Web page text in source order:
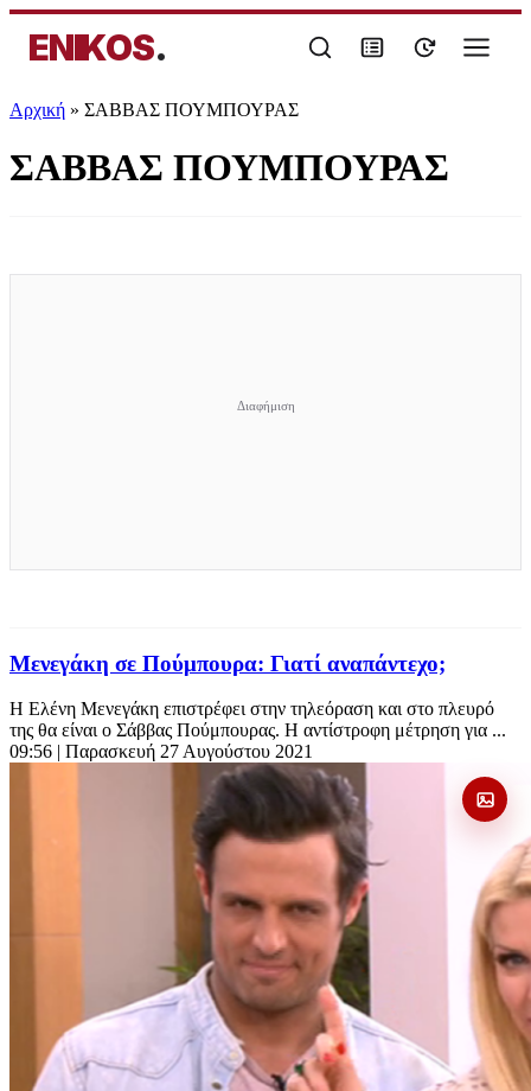
ENIKOS.
Αρχική » ΣΑΒΒΑΣ ΠΟΥΜΠΟΥΡΑΣ
ΣΑΒΒΑΣ ΠΟΥΜΠΟΥΡΑΣ
Μενεγάκη σε Πούμπουρα: Γιατί αναπάντεχο;
Η Ελένη Μενεγάκη επιστρέφει στην τηλεόραση και στο πλευρό
της θα είναι ο Σάββας Πούμπουρας. Η αντίστροφη μέτρηση για ...
09:56 | Παρασκευή 27 Αυγούστου 2021